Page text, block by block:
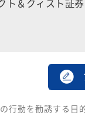
行動を勧誘する目